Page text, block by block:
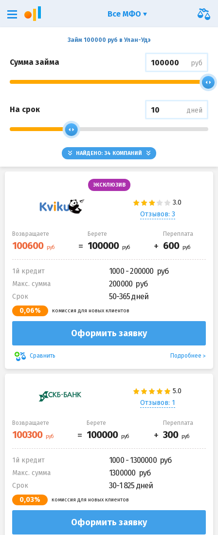
Займ 100000 руб в Улан-Удэ
Сумма займа руб
На срок дней
НАЙДЕНО: 34 КОМПАНИЙ
ЭКСКЛЮЗИВ
Отзывов: 3
Возвращаете Берете Переплата
1й кредит 1000 - 200000
Макс. сумма 200000
Срок 50-365 дней
0,06% комиссия для новых клиентов
Оформить заявку
Сравнить Подробнее
Отзывов: 1
Возвращаете Берете Переплата
1й кредит 1000 - 1300000
Макс. сумма 1300000
Срок 30-1 825 дней
0,03% комиссия для новых клиентов
Оформить заявку
Все МФО